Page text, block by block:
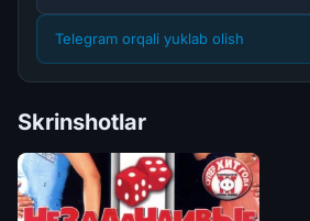
Telegram orqali yuklab olish
Skrinshotlar